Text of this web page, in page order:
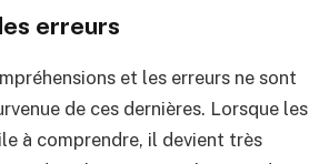
erreurs
et les erreurs ne sont
de ces dernières. Lorsque les
à comprendre, il devient très